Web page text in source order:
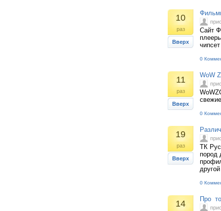
10
раз
Вверх
Сайт
0
11
раз
Вверх
WoW
0
19
раз
Вверх
ТК
пород
0
14 Про